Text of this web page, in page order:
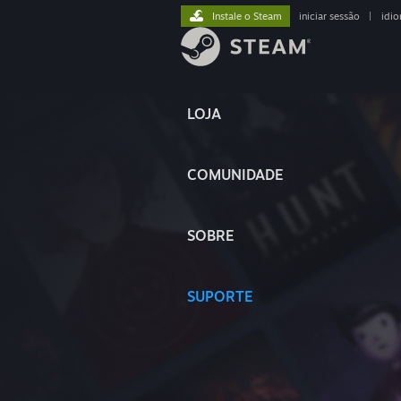
LOJA
COMUNIDADE
SOBRE
SUPORTE
Instale o Steam iniciar sessão